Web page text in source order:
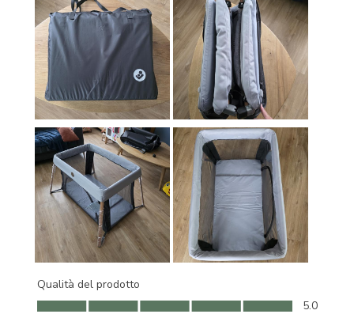
Qualità del prodotto
Qualità del prodotto, 5.0 su 5
5.0